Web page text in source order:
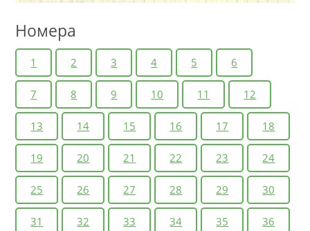
Номера
1 2 3 4 5 6
7 8 9 10 11 12
13 14 15 16 17 18
19 20 21 22 23 24
25 26 27 28 29 30
31 32 33 34 35 36